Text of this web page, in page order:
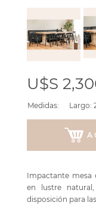
U$S
Medidas: Largo:
Impactante mesa
en lustre
disposición para